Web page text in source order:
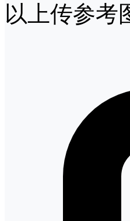
以上传参考